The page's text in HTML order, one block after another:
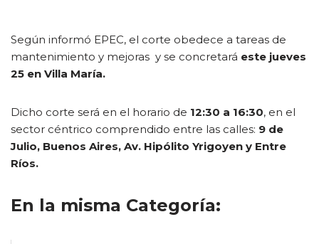
Según informó EPEC, el corte obedece a tareas de
mantenimiento y mejoras y se concretará este jueves
25 en Villa María.
Dicho corte será en el horario de 12:30 a 16:30, en el
sector céntrico comprendido entre las calles: 9 de
Julio, Buenos Aires, Av. Hipólito Yrigoyen y Entre
Ríos.
En la misma Categoría: